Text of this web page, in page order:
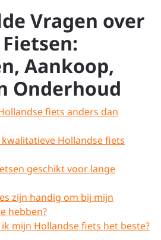
Vragen over
Aankoop,
Onderhoud
fiets anders dan
Hollandse fiets
geschikt voor lange
zijn handig om bij mijn
hebben?
mijn Hollandse fiets het beste?